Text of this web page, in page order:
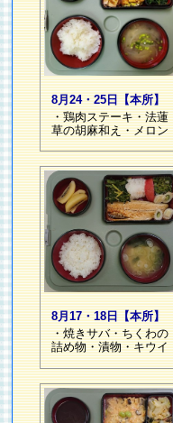
8月24・25日【本所】
・鶏肉ステーキ・法蓮
草の胡麻和え・メロン
8月17・18日【本所】
・焼きサバ・ちくわの
詰め物・漬物・キウイ